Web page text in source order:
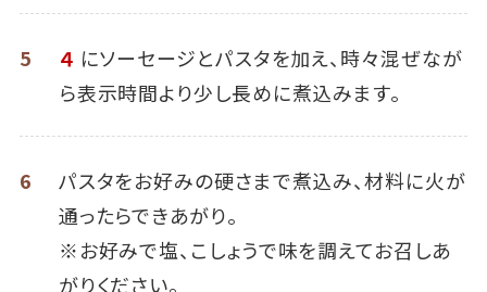
5 ４ にソーセージとパスタを加え、時々混ぜなが
ら表示時間より少し長めに煮込みます。
6
パスタをお好みの硬さまで煮込み、材料に火が
通ったらできあがり。
※お好みで塩、こしょうで味を調えてお召しあ
がりください。